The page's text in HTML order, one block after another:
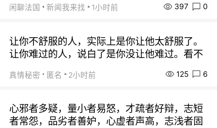
闲聊法国 新闻我来找 1小时前 397 0
让你不舒服的人，实际上是你让他太舒服了。
让你难过的人，说白了是你没让他难过。看不
真情秘密 匿名 2小时前 125 6
心邪者多疑，量小者易怒，才疏者好辩，志短
者常怨，品劣者善妒，心虚者声高，志浅者固